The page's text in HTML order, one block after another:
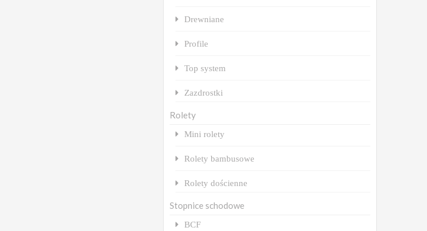
Drewniane
Profile
Top system
Zazdrostki
Rolety
Mini rolety
Rolety bambusowe
Rolety dościenne
Stopnice schodowe
BCF